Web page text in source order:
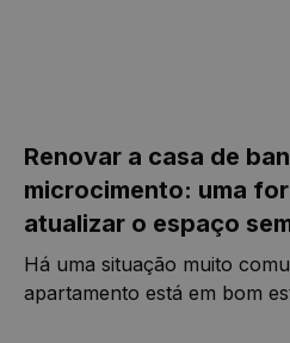
Renovar a casa de
microcimento: uma
atualizar o espaço
Há uma situação muito
apartamento está em bom